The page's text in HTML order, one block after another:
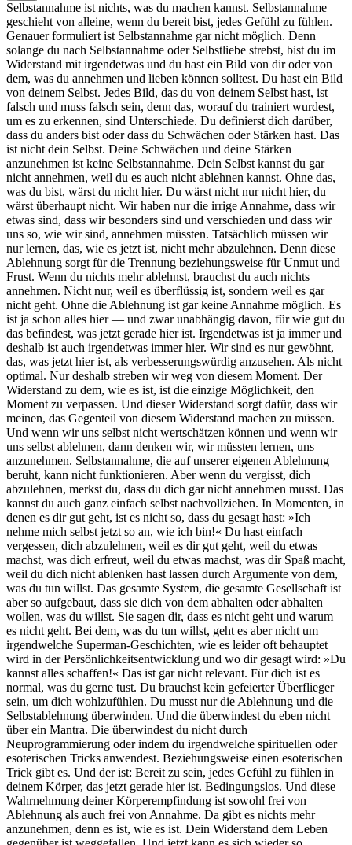
Selbstannahme ist nichts, was du machen kannst. Selbstannahme
geschieht von alleine, wenn du bereit bist, jedes Gefühl zu fühlen.
Genauer formuliert ist Selbstannahme gar nicht möglich. Denn
solange du nach Selbstannahme oder Selbstliebe strebst, bist du im
Widerstand mit irgendetwas und du hast ein Bild von dir oder von
dem, was du annehmen und lieben können solltest. Du hast ein Bild
von deinem Selbst. Jedes Bild, das du von deinem Selbst hast, ist
falsch und muss falsch sein, denn das, worauf du trainiert wurdest,
um es zu erkennen, sind Unterschiede. Du definierst dich darüber,
dass du anders bist oder dass du Schwächen oder Stärken hast. Das
ist nicht dein Selbst. Deine Schwächen und deine Stärken
anzunehmen ist keine Selbstannahme. Dein Selbst kannst du gar
nicht annehmen, weil du es auch nicht ablehnen kannst. Ohne das,
was du bist, wärst du nicht hier. Du wärst nicht nur nicht hier, du
wärst überhaupt nicht. Wir haben nur die irrige Annahme, dass wir
etwas sind, dass wir besonders sind und verschieden und dass wir
uns so, wie wir sind, annehmen müssten. Tatsächlich müssen wir
nur lernen, das, wie es jetzt ist, nicht mehr abzulehnen. Denn diese
Ablehnung sorgt für die Trennung beziehungsweise für Unmut und
Frust. Wenn du nichts mehr ablehnst, brauchst du auch nichts
annehmen. Nicht nur, weil es überflüssig ist, sondern weil es gar
nicht geht. Ohne die Ablehnung ist gar keine Annahme möglich. Es
ist ja schon alles hier — und zwar unabhängig davon, für wie gut du
das befindest, was jetzt gerade hier ist. Irgendetwas ist ja immer und
deshalb ist auch irgendetwas immer hier. Wir sind es nur gewöhnt,
das, was jetzt hier ist, als verbesserungswürdig anzusehen. Als nicht
optimal. Nur deshalb streben wir weg von diesem Moment. Der
Widerstand zu dem, wie es ist, ist die einzige Möglichkeit, den
Moment zu verpassen. Und dieser Widerstand sorgt dafür, dass wir
meinen, das Gegenteil von diesem Widerstand machen zu müssen.
Und wenn wir uns selbst nicht wertschätzen können und wenn wir
uns selbst ablehnen, dann denken wir, wir müssten lernen, uns
anzunehmen. Selbstannahme, die auf unserer eigenen Ablehnung
beruht, kann nicht funktionieren. Aber wenn du vergisst, dich
abzulehnen, merkst du, dass du dich gar nicht annehmen musst. Das
kannst du auch ganz einfach selbst nachvollziehen. In Momenten, in
denen es dir gut geht, ist es nicht so, dass du gesagt hast: »Ich
nehme mich selbst jetzt so an, wie ich bin!« Du hast einfach
vergessen, dich abzulehnen, weil es dir gut geht, weil du etwas
machst, was dich erfreut, weil du etwas machst, was dir Spaß macht,
weil du dich nicht ablenken hast lassen durch Argumente von dem,
was du tun willst. Das gesamte System, die gesamte Gesellschaft ist
aber so aufgebaut, dass sie dich von dem abhalten oder abhalten
wollen, was du willst. Sie sagen dir, dass es nicht geht und warum
es nicht geht. Bei dem, was du tun willst, geht es aber nicht um
irgendwelche Superman-Geschichten, wie es leider oft behauptet
wird in der Persönlichkeitsentwicklung und wo dir gesagt wird: »Du
kannst alles schaffen!« Das ist gar nicht relevant. Für dich ist es
normal, was du gerne tust. Du brauchst kein gefeierter Überflieger
sein, um dich wohlzufühlen. Du musst nur die Ablehnung und die
Selbstablehnung überwinden. Und die überwindest du eben nicht
über ein Mantra. Die überwindest du nicht durch
Neuprogrammierung oder indem du irgendwelche spirituellen oder
esoterischen Tricks anwendest. Beziehungsweise einen esoterischen
Trick gibt es. Und der ist: Bereit zu sein, jedes Gefühl zu fühlen in
deinem Körper, das jetzt gerade hier ist. Bedingungslos. Und diese
Wahrnehmung deiner Körperempfindung ist sowohl frei von
Ablehnung als auch frei von Annahme. Da gibt es nichts mehr
anzunehmen, denn es ist, wie es ist. Dein Widerstand dem Leben